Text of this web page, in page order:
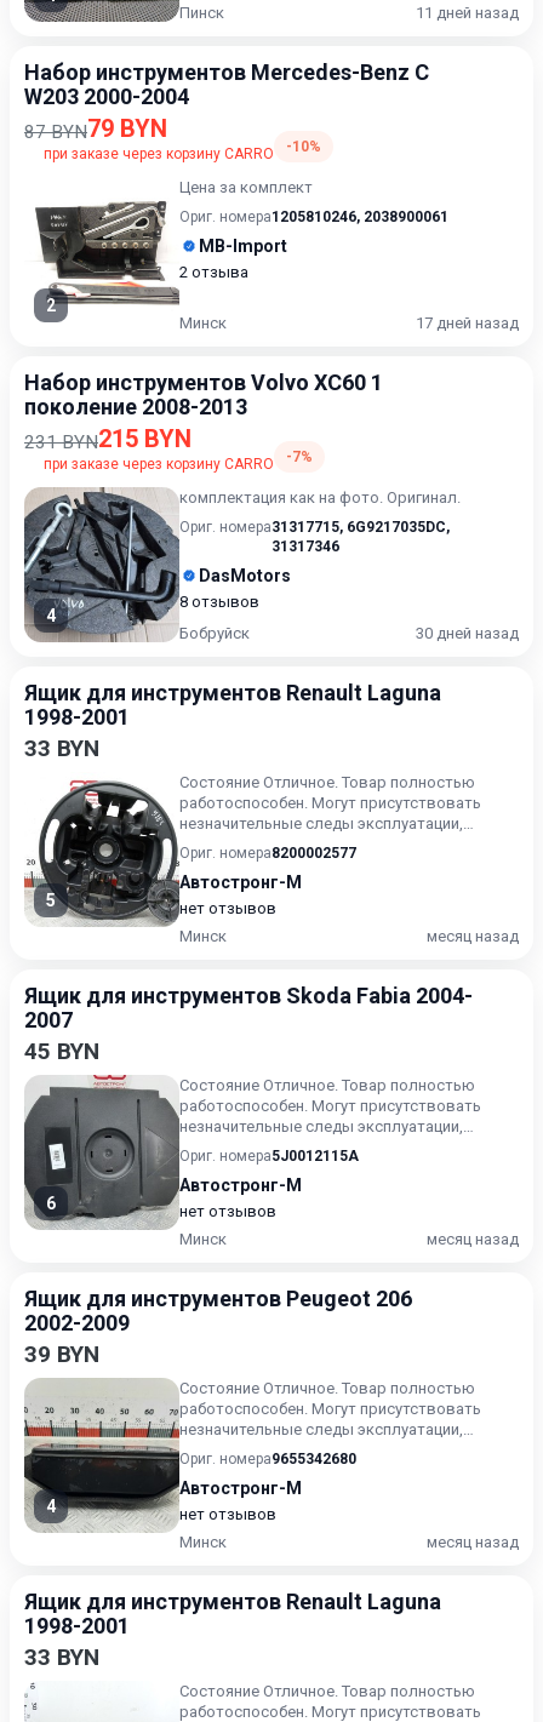
Пинск 11 дней назад
Набор инструментов Mercedes-Benz C
W203 2000-2004
87 BYN79 BYN
при заказе через корзину CARRO -10%
2
Цена за комплект
Ориг. номера1205810246, 2038900061
MB-Import
2 отзыва
Минск 17 дней назад
Набор инструментов Volvo XC60 1
поколение 2008-2013
231 BYN215 BYN
при заказе через корзину CARRO -7%
4
комплектация как на фото. Оригинал.
Ориг. номера31317715, 6G9217035DC,
31317346
DasMotors
8 отзывов
Бобруйск
30 дней назад
Ящик для инструментов Renault Laguna
1998-2001
33 BYN
5
Состояние Отличное. Товар полностью
работоспособен. Могут присутствовать
незначительные следы эксплуатации,
царапины на лакокрасочном покрыт...
Ориг. номера8200002577
Автостронг-М
нет отзывов
Минск
месяц назад
Ящик для инструментов Skoda Fabia 2004-
2007
45 BYN
6
Состояние Отличное. Товар полностью
работоспособен. Могут присутствовать
незначительные следы эксплуатации,
царапины на лакокрасочном покрыт...
Ориг. номера5J0012115A
Автостронг-М
нет отзывов
Минск
месяц назад
Ящик для инструментов Peugeot 206
2002-2009
39 BYN
4
Состояние Отличное. Товар полностью
работоспособен. Могут присутствовать
незначительные следы эксплуатации,
царапины на лакокрасочном покрыт...
Ориг. номера9655342680
Автостронг-М
нет отзывов
Минск
месяц назад
Ящик для инструментов Renault Laguna
1998-2001
33 BYN
Состояние Отличное. Товар полностью
работоспособен. Могут присутствовать